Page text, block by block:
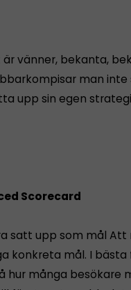
vänner, bekanta,
man
upp sin egen
Scorecard
satt upp som mål Att
konkreta mål. I
hur många besökare